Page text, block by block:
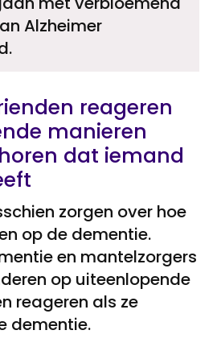
Alzheimer
reageren
manieren
dat iemand
zorgen over hoe
op de dementie.
en mantelzorgers
op uiteenlopende
reageren als ze
dementie.